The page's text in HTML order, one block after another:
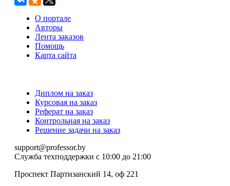
О портале
Авторы
Лента заказов
Помощь
Карта сайта
Диплом на заказ
Курсовая на заказ
Реферат на заказ
Контрольная на заказ
Решение задачи на заказ
support@professor.by
Служба техподдержки с 10:00 до 21:00
Проспект Партизанский 14, оф 221